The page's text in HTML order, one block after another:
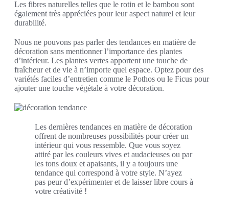
Les fibres naturelles telles que le rotin et le bambou sont
également très appréciées pour leur aspect naturel et leur
durabilité.
Nous ne pouvons pas parler des tendances en matière de
décoration sans mentionner l’importance des plantes
d’intérieur. Les plantes vertes apportent une touche de
fraîcheur et de vie à n’importe quel espace. Optez pour des
variétés faciles d’entretien comme le Pothos ou le Ficus pour
ajouter une touche végétale à votre décoration.
Les dernières tendances en matière de décoration
offrent de nombreuses possibilités pour créer un
intérieur qui vous ressemble. Que vous soyez
attiré par les couleurs vives et audacieuses ou par
les tons doux et apaisants, il y a toujours une
tendance qui correspond à votre style. N’ayez
pas peur d’expérimenter et de laisser libre cours à
votre créativité !